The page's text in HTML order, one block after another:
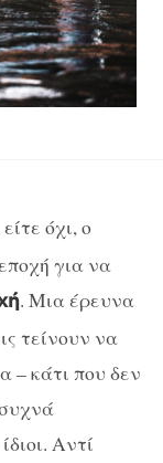
όχι, ο
για να
. Μια έρευνα
τείνουν να
– κάτι που δεν
Αντί